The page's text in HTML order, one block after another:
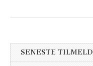
SENESTE